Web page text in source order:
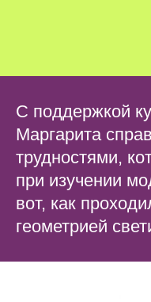
С поддержкой
Маргарита
трудностями,
при изучении
вот, как
геометрией